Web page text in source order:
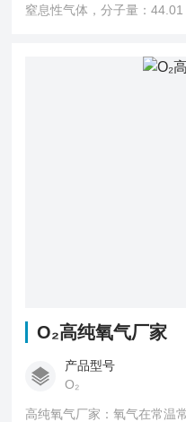
窒息性气体，分子量：
O₂高纯氧气厂家
产品型号
O₂
高纯氧气厂家：氧气在常温